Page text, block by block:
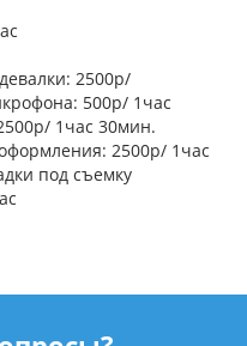
2500р/
500р/ 1час
1час 30мин.
2500р/ 1час
под съемку